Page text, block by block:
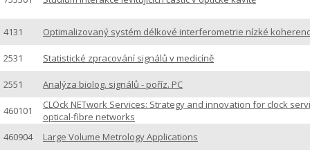
4131 Optimalizovaný systém délkové interferometrie nízké
2531 Statistické zpracování signálů v medicíně
2551 Analýza biolog. signálů - poříz. PC
460101
CLOck NETwork Services: Strategy and innovation for clock
optical-fibre networks
460904
Large Volume Metrology Applications